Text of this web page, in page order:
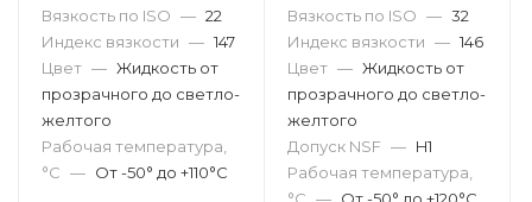
Вязкость по ISO — 22
Индекс вязкости — 147
Цвет — Жидкость от
прозрачного до светло-
желтого
Рабочая температура,
°С — От -50° до +110°С
Вязкость по ISO — 32
Индекс вязкости — 146
Цвет — Жидкость от
прозрачного до светло-
желтого
Допуск NSF — H1
Рабочая температура,
°С — От -50° до +120°С